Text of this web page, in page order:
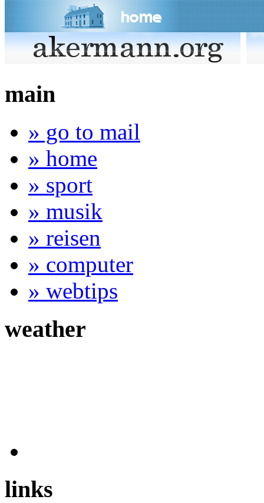
main
» go to mail
» home
» sport
» musik
» reisen
» computer
» webtips
weather
links